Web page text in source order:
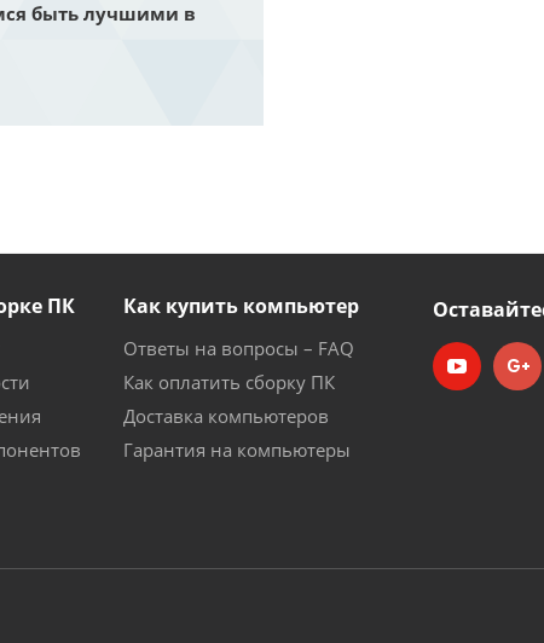
быть лучшими в
ПК Как купить компьютер
Ответы на вопросы – FAQ
Как оплатить сборку ПК
Доставка компьютеров
Гарантия на компьютеры